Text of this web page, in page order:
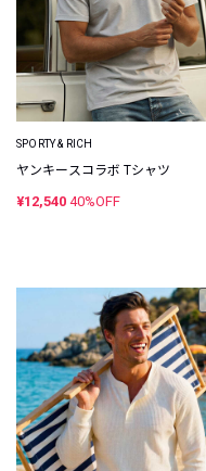
SPORTY & RICH
ヤンキースコラボ Tシャツ
¥12,540 40%OFF